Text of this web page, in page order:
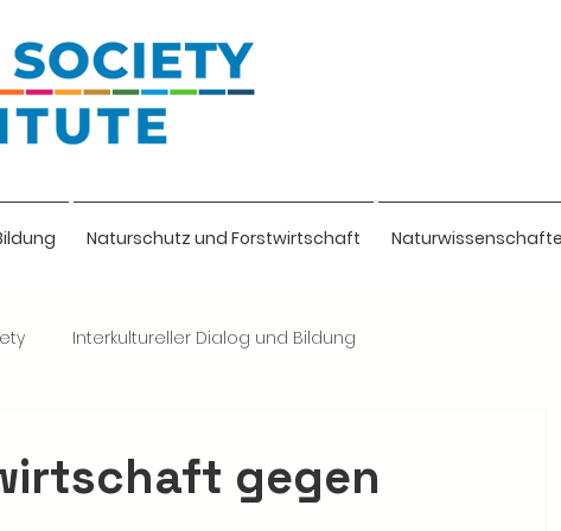
Naturschutz und Forstwirtschaft
Interkultureller Dialog und Bildung
gegen